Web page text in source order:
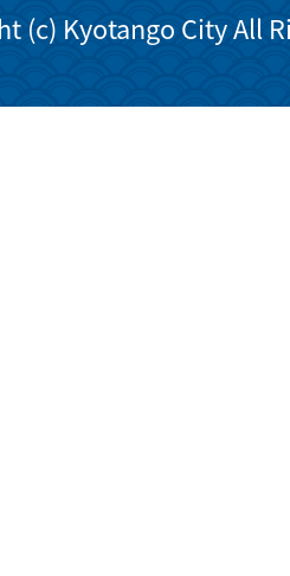
(c) Kyotango City All